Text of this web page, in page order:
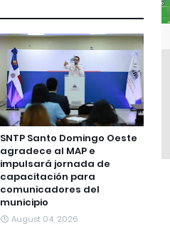
SNTP Santo Domingo Oeste
agradece al MAP e
impulsará jornada de
capacitación para
comunicadores del
municipio
August 04, 2026